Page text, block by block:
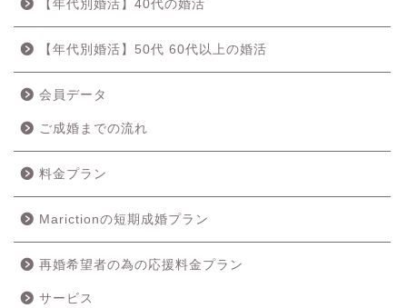
【年代別婚活】40代の婚活
【年代別婚活】50代 60代以上の婚活
会員データ
ご成婚までの流れ
料金プラン
Marictionの短期成婚プラン
再婚希望者の為の応援料金プラン
サービス